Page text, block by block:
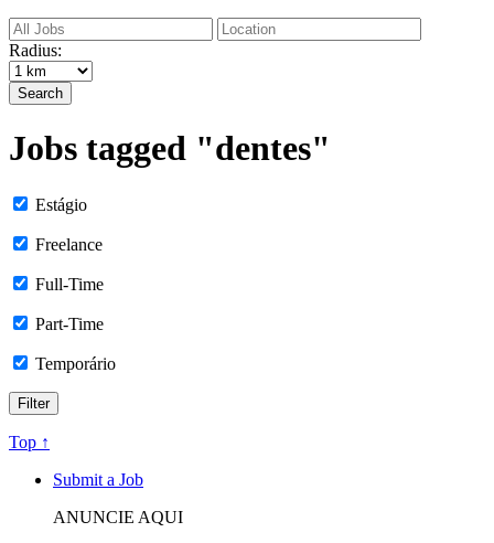
Radius:
Search
Jobs tagged "dentes"
Estágio
Freelance
Full-Time
Part-Time
Temporário
Top ↑
Submit a Job
ANUNCIE AQUI